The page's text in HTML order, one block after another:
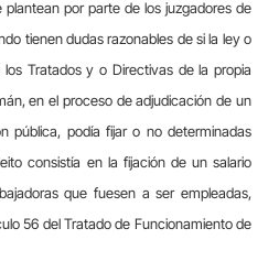
plantean por parte de los juzgadores de
tienen dudas razonables de si la ley o
Tratados y o Directivas de la propia
en el proceso de adjudicación de un
pública, podía fijar o no determinadas
consistía en la fijación de un salario
que fuesen a ser empleadas,
56 del Tratado de Funcionamiento de